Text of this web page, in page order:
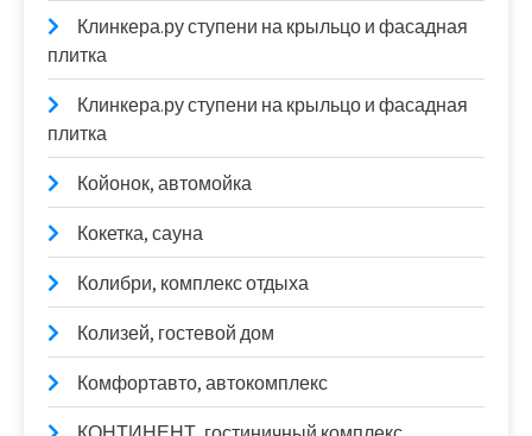
Клинкера.ру ступени на крыльцо и фасадная
плитка
Клинкера.ру ступени на крыльцо и фасадная
плитка
Койонок, автомойка
Кокетка, сауна
Колибри, комплекс отдыха
Колизей, гостевой дом
Комфортавто, автокомплекс